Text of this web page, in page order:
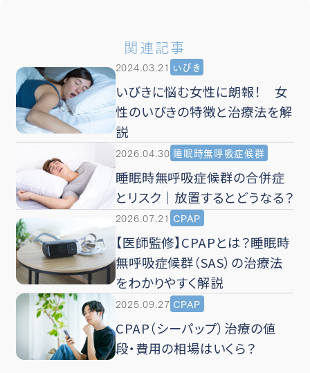
関連記事
2024.03.21 いびき
いびきに悩む女性に朗報！ 女
性のいびきの特徴と治療法を解
説
2026.04.30 睡眠時無呼吸症候群
睡眠時無呼吸症候群の合併症
とリスク｜放置するとどうなる？
2026.07.21 CPAP
【医師監修】CPAPとは？睡眠時
無呼吸症候群（SAS）の治療法
をわかりやすく解説
2025.09.27 CPAP
CPAP（シーパップ）治療の値
段・費用の相場はいくら？